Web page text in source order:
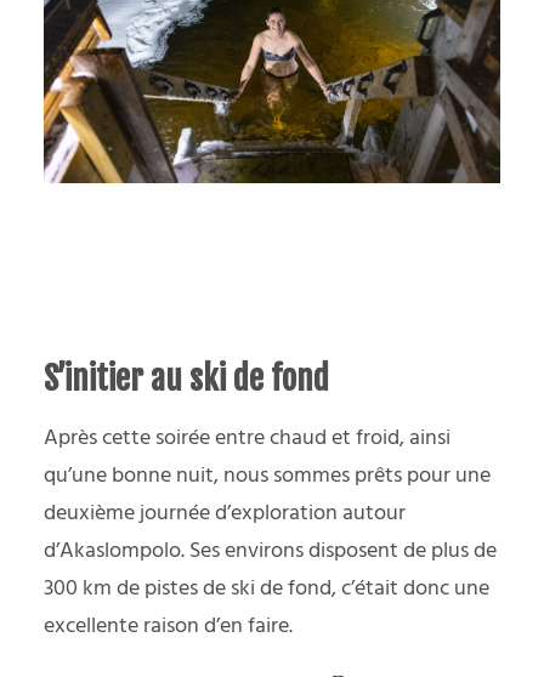
S’initier au ski de fond
Après cette soirée entre chaud et froid, ainsi
qu’une bonne nuit, nous sommes prêts pour une
deuxième journée d’exploration autour
d’Akaslompolo. Ses environs disposent de plus de
300 km de pistes de ski de fond, c’était donc une
excellente raison d’en faire.